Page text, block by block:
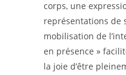
corps, une
représentations de
mobilisation de
en présence »
la joie d’être